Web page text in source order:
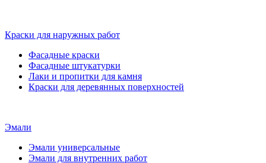
Краски для наружных работ
Фасадные краски
Фасадные штукатурки
Лаки и пропитки для камня
Краски для деревянных поверхностей
Эмали
Эмали универсальные
Эмали для внутренних работ